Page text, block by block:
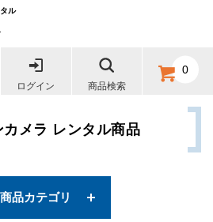
ル
ログイン 商品検索
0
カメラ レンタル商品
商品カテゴリ